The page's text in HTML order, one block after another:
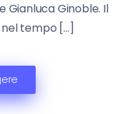
Gianluca Ginoble. Il
tempo […]